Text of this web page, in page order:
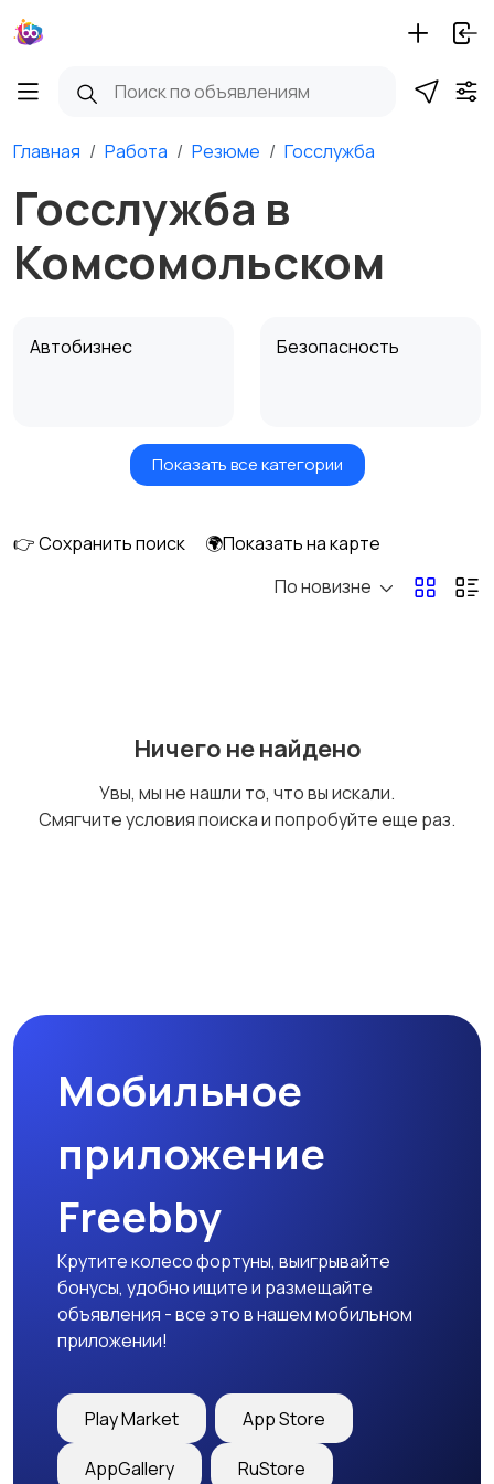
Главная Работа Резюме Госслужба
Госслужба в
Комсомольском
Автобизнес Безопасность
Бытовые услуги и
Высший менеджмент
Добыча сырья,
Медицина Начало карьеры
Образование и наука
закупки
Показать все категории
👉 Сохранить поиск
🌍Показать на карте
По новизне
Ничего не найдено
Увы, мы не нашли то, что вы искали.
Смягчите условия поиска и попробуйте еще раз.
Мобильное
приложение
Freebby
Крутите колесо фортуны, выигрывайте
бонусы, удобно ищите и размещайте
объявления - все это в нашем мобильном
приложении!
Play Market App Store
AppGallery RuStore